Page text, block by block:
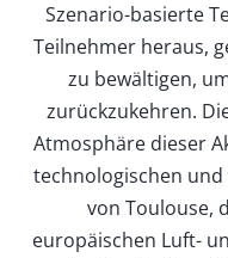
Szenario-basierte
Teilnehmer heraus,
zu bewältigen,
zurückzukehren.
Atmosphäre dieser
technologischen
von Toulouse,
europäischen Luft-